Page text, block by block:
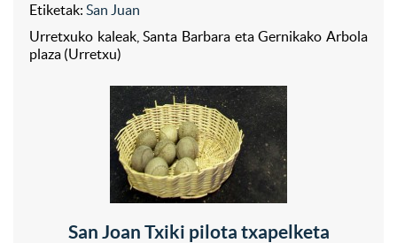
Etiketak: San Juan
Urretxuko kaleak, Santa Barbara eta Gernikako Arbola
plaza (Urretxu)
San Joan Txiki pilota txapelketa